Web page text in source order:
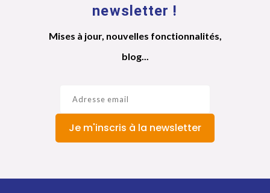
newsletter !
Mises à jour, nouvelles fonctionnalités,
blog...
Je m'inscris à la newsletter